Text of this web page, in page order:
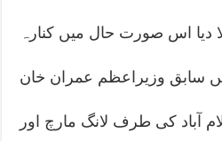
دیا اس صورت حال میں کنارہ
سابق وزیراعظم عمران خان
آباد کی طرف لانگ مارچ اور